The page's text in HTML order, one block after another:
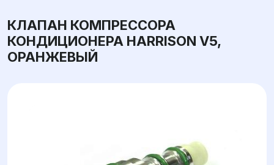
КЛАПАН КОМПРЕССОРА
КОНДИЦИОНЕРА HARRISON V5,
ОРАНЖЕВЫЙ